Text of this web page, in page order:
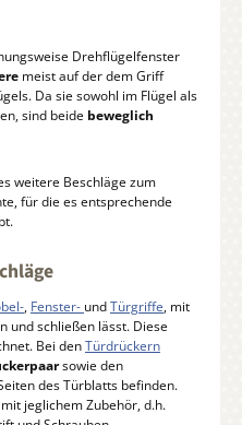
Drehflügelfenster
meist auf der dem Griff
Da sie sowohl im Flügel als
sind beide beweglich
weitere Beschläge zum
für die es entsprechende
, Fenster- undTürgriffe, mit
und schließen lässt. Diese
Bei denTürdrückern
sowie den
des Türblatts befinden.
jeglichem Zubehör, d.h.